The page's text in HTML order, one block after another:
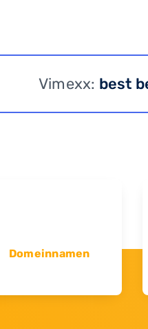
Vimexx: best
Domeinnamen